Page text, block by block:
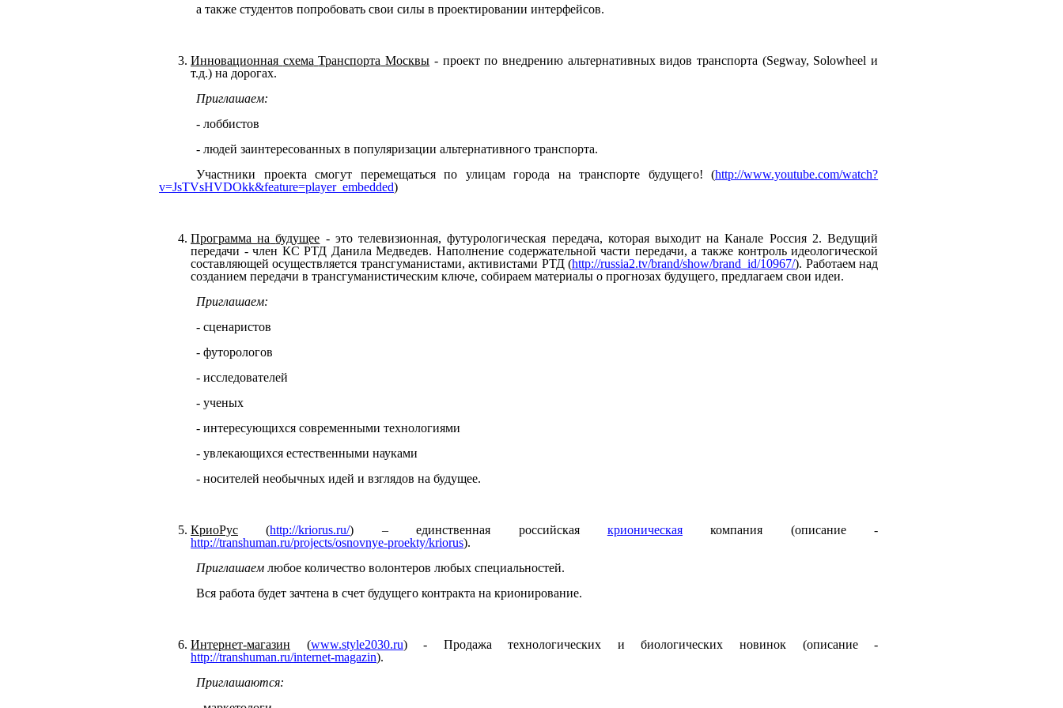
а также студентов попробовать свои силы в проектировании интерфейсов.
Инновационная схема Транспорта Москвы - проект по внедрению альтернативных видов транспорта (Segway, Solowheelи
т.д.) на дорогах.
Приглашаем:
- лоббистов
- людей заинтересованных в популяризации альтернативного транспорта.
Участники
проекта смогут перемещаться по улицам города на транспорте будущего! (http://www.youtube.com/watch?
v=JsTVsHVDOkk&feature=player_embedded)
Программа на будущее - это телевизионная, футурологическая передача, которая выходит на Канале Россия 2. Ведущий
передачи - член КС РТД Данила Медведев. Наполнение содержательной части передачи, а также контроль идеологической
составляющей осуществляется трансгуманистами, активистами РТД (http://russia2.tv/brand/show/brand_id/10967/). Работаем над
созданием передачи в трансгуманистическим ключе, собираем материалы о прогнозах будущего, предлагаем свои идеи.
Приглашаем:
- сценаристов
- футорологов
- исследователей
- ученых
- интересующихся современными технологиями
- увлекающихся естественными науками
- носителей необычных идей и взглядов на будущее.
КриоРус (http://kriorus.ru/) –единственная российская крионическая компания (описание
-
http://transhuman.ru/projects/osnovnye-proekty/kriorus).
Приглашаем любое количество волонтеров любых специальностей.
Вся работа будет зачтена в счет будущего контракта на крионирование.
Интернет-магазин (www.style2030.ru) - Продажа технологических и биологических новинок (описание
-
http://transhuman.ru/internet-magazin).
Приглашаются: